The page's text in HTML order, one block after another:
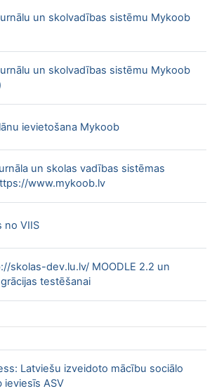
un skolvadības sistēmu Mykoob
un skolvadības sistēmu Mykoob
ievietošana Mykoob
un skolas vadības sistēmas
www.mykoob.lvURL
no VIIS
skolas-dev.lu.lv/ MOODLE 2.2 un
testēšanaiURL
Latviešu izveidoto mācību sociālo
ASVURL